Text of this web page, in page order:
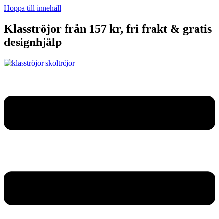
Hoppa till innehåll
Klasströjor från 157 kr, fri frakt & gratis
designhjälp